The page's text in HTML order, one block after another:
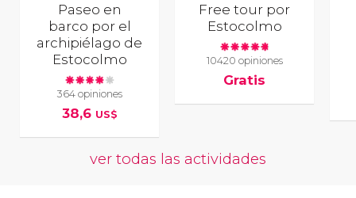
Paseo en
barco por el
archipiélago de
Estocolmo
364 opiniones
38,6 US$
Free tour por
Estocolmo
10420 opiniones
Gratis
ver todas las actividades